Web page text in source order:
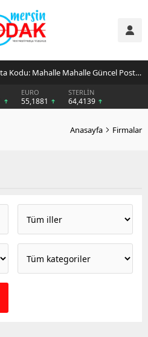
Mersin Mezitli Posta Kodu: Mahalle Mahalle Güncel Posta Kodu Rehberi
EURO
55,1881
STERLİN
64,4139
Anasayfa Firmalar